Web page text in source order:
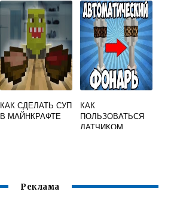
КАК СДЕЛАТЬ СУП
В МАЙНКРАФТЕ
КАК
ПОЛЬЗОВАТЬСЯ
ДАТЧИКОМ
Реклама